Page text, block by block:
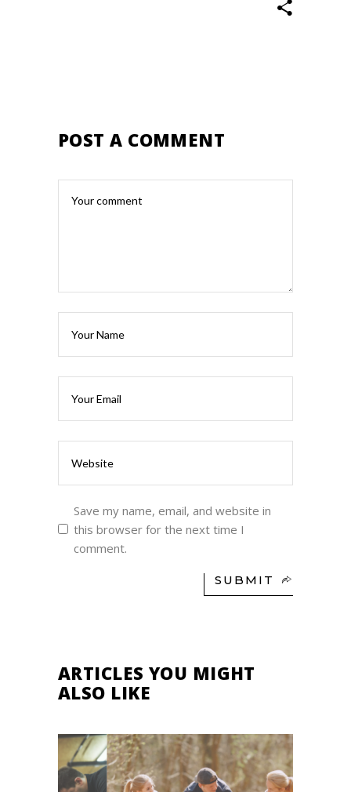
POST A COMMENT
Save my name, email, and website in
this browser for the next time I
comment.
SUBMIT
ARTICLES YOU MIGHT
ALSO LIKE